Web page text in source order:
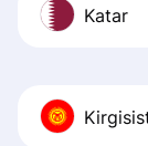
Katar